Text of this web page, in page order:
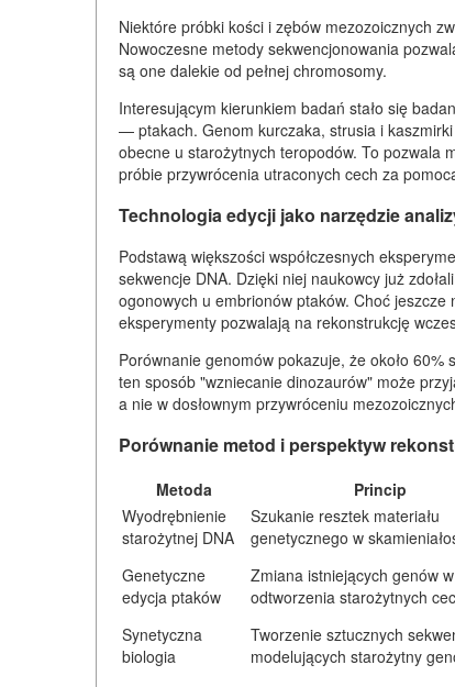
Niektóre próbki kości i zębów mezozoicznych
Nowoczesne metody sekwencjonowania
są one dalekie od pełnej chromosomy.
Interesującym kierunkiem badań stało się
— ptakach. Genom kurczaka, strusia i
obecne u starożytnych teropodów. To pozwala
próbie przywrócenia utraconych cech za
Technologia edycji jako narzędzie
Podstawą większości współczesnych
sekwencje DNA. Dzięki niej naukowcy już
ogonowych u embrionów ptaków. Choć
eksperymenty pozwalają na rekonstrukcję
Porównanie genomów pokazuje, że około
ten sposób "wzniecanie dinozaurów" może
a nie w dosłownym przywróceniu
Porównanie metod i perspektyw
Metoda Princip
Wyodrębnienie
starożytnej DNA
Szukanie resztek materiału
genetycznego w
Genetyczne
edycja ptaków
Zmiana istniejących genów
odtworzenia starożytnych
Synetyczna
biologia
Tworzenie sztucznych
modelujących starożytny